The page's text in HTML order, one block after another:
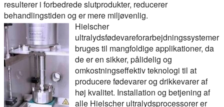
resulterer i forbedrede slutprodukter, reducerer
behandlingstiden og er mere miljøvenlig.
Hielscher
ultralydsfødevareforarbejdningssystemer
bruges til mangfoldige applikationer, da
de er en sikker, pålidelig og
omkostningseffektiv teknologi til at
producere fødevarer og drikkevarer af
høj kvalitet. Installation og betjening af
alle Hielscher ultralydsprocessorer er